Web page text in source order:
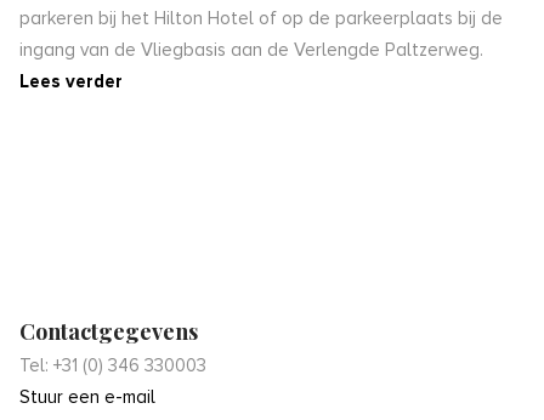
parkeren bij het Hilton Hotel of op de parkeerplaats bij de
ingang van de Vliegbasis aan de Verlengde Paltzerweg.
Lees verder
Contactgegevens
Tel: +31 (0) 346 330003
Stuur een e-mail